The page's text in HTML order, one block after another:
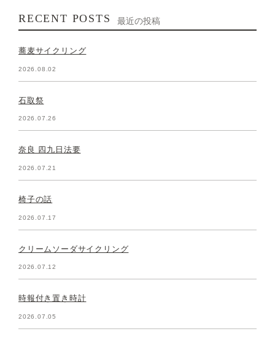
RECENT POSTS 最近の投稿
蕎麦サイクリング
2026.08.02
石取祭
2026.07.26
奈良 四九日法要
2026.07.21
椅子の話
2026.07.17
クリームソーダサイクリング
2026.07.12
時報付き置き時計
2026.07.05